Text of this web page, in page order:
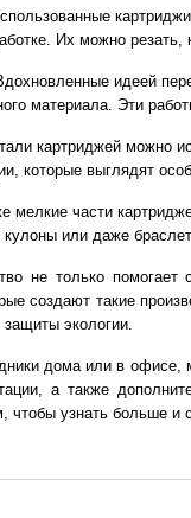
Их можно
идеей
материала. Эти
картриджей можно
которые выглядят
мелкие части
или даже
не только
создают такие
экологии.
дома или в
а также
чтобы узнать больше